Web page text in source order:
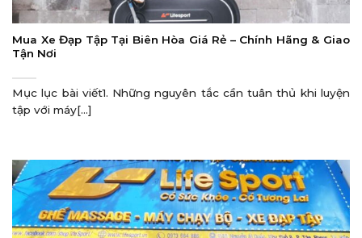
Mua Xe Đạp Tập Tại Biên Hòa Giá Rẻ – Chính Hãng & Giao
Tận Nơi
Mục lục bài viết1. Những nguyên tắc cần tuân thủ khi luyện
tập với máy[...]